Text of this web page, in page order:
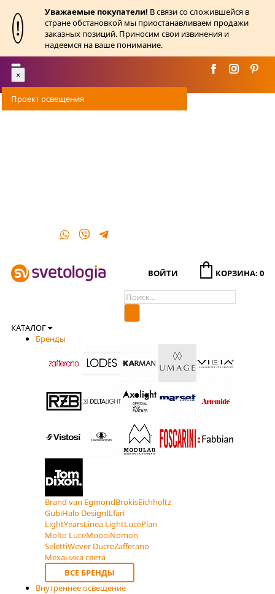
!
Уважаемые покупатели! В связи со сложившейся в
стране обстановкой мы приостанавливаем продажи
заказных позиций. Приносим свои извинения и
надеемся на ваше понимание.
Toggle
navigation
×
Проект освещения
ВОЙТИ КОРЗИНА: 0
КАТАЛОГ
Бренды
Brand van EgmondBrokisEichholtz
GubiHalo DesignILfari
LightYearsLinea LightLucePlan
Molto LuceMoooiNomon
SelettiWever DucreZafferano
Механика света
ВСЕ БРЕНДЫ
Внутреннее освещение